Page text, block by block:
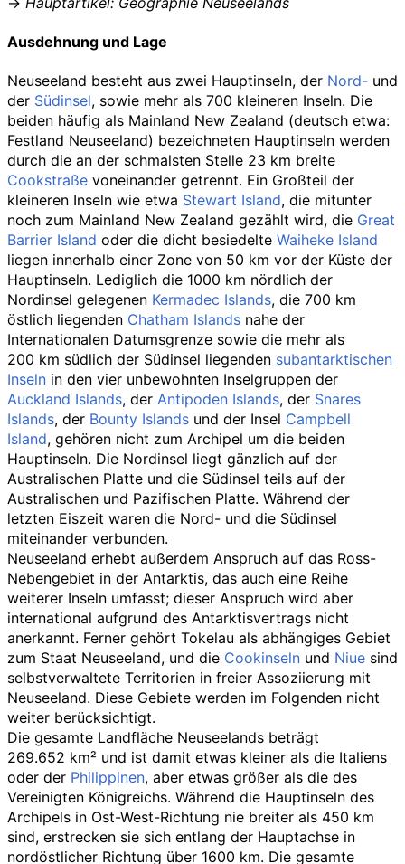
Ausdehnung und Lage
Neuseeland besteht aus zwei Hauptinseln, der Nord- und
der Südinsel, sowie mehr als 700 kleineren Inseln. Die
beiden häufig als Mainland New Zealand (deutsch etwa:
Festland Neuseeland) bezeichneten Hauptinseln werden
durch die an der schmalsten Stelle 23 km breite
Cookstraße voneinander getrennt. Ein Großteil der
kleineren Inseln wie etwa Stewart Island, die mitunter
noch zum Mainland New Zealand gezählt wird, die Great
Barrier Island oder die dicht besiedelte Waiheke Island
liegen innerhalb einer Zone von 50 km vor der Küste der
Hauptinseln. Lediglich die 1000 km nördlich der
Nordinsel gelegenen Kermadec Islands, die 700 km
östlich liegenden Chatham Islands nahe der
Internationalen Datumsgrenze sowie die mehr als
200 km südlich der Südinsel liegenden subantarktischen
Inseln in den vier unbewohnten Inselgruppen der
Auckland Islands, der Antipoden Islands, der Snares
Islands, der Bounty Islands und der Insel Campbell
Island, gehören nicht zum Archipel um die beiden
Hauptinseln. Die Nordinsel liegt gänzlich auf der
Australischen Platte und die Südinsel teils auf der
Australischen und Pazifischen Platte. Während der
letzten Eiszeit waren die Nord- und die Südinsel
miteinander verbunden.
Neuseeland erhebt außerdem Anspruch auf das Ross-
Nebengebiet in der Antarktis, das auch eine Reihe
weiterer Inseln umfasst; dieser Anspruch wird aber
international aufgrund des Antarktisvertrags nicht
anerkannt. Ferner gehört Tokelau als abhängiges Gebiet
zum Staat Neuseeland, und die Cookinseln und Niue sind
selbstverwaltete Territorien in freier Assoziierung mit
Neuseeland. Diese Gebiete werden im Folgenden nicht
weiter berücksichtigt.
Die gesamte Landfläche Neuseelands beträgt
269.652 km² und ist damit etwas kleiner als die Italiens
oder der Philippinen, aber etwas größer als die des
Vereinigten Königreichs. Während die Hauptinseln des
Archipels in Ost-West-Richtung nie breiter als 450 km
sind, erstrecken sie sich entlang der Hauptachse in
nordöstlicher Richtung über 1600 km. Die gesamte